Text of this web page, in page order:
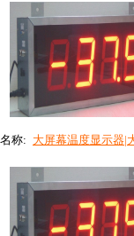
名称: 大屏幕温度显示器|